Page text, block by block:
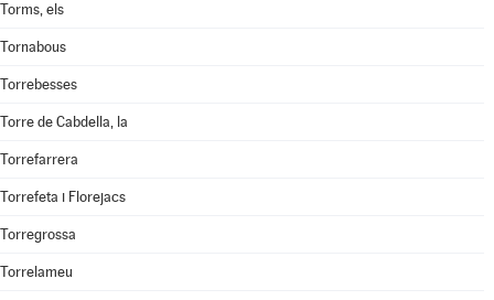
Torms, els
Tornabous
Torrebesses
Torre de Cabdella, la
Torrefarrera
Torrefeta i Florejacs
Torregrossa
Torrelameu